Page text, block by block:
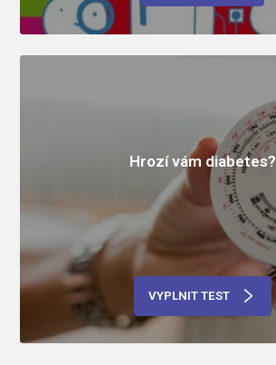
Hrozí vám diabetes?
VYPLNIT TEST